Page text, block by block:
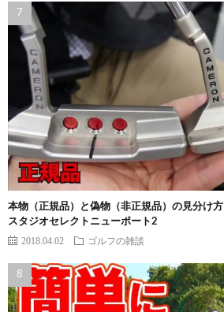
本物（正規品）と偽物（非正規品）の見分け
スタジオセレクトニューポート2
2018.04.02 ゴルフの雑談